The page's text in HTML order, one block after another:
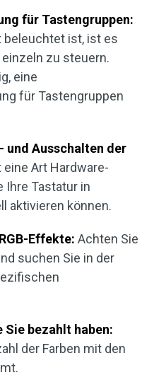
für Tastengruppen:
beleuchtet ist, ist es
zu steuern.
eine
für Tastengruppen
und Ausschalten der
eine Art Hardware-
Ihre Tastatur in
aktivieren können.
Effekte: Achten Sie
suchen Sie in der
bezahlt haben:
der Farben mit den